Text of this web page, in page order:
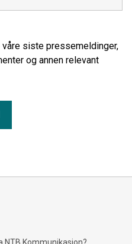
siste pressemeldinger,
og annen relevant
NTB Kommunikasjon?